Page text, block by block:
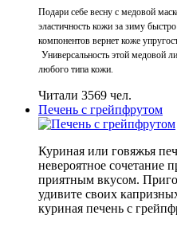
Подари себе весну с медовой
эластичность кожи за зиму
компонентов вернет коже
Универсальность этой медовой
любого типа кожи.
Читали 3569 чел.
Печень с грейпфрутом
Куриная или говяжья
невероятное сочетание
приятным вкусом.
удивите своих
куриная печень с